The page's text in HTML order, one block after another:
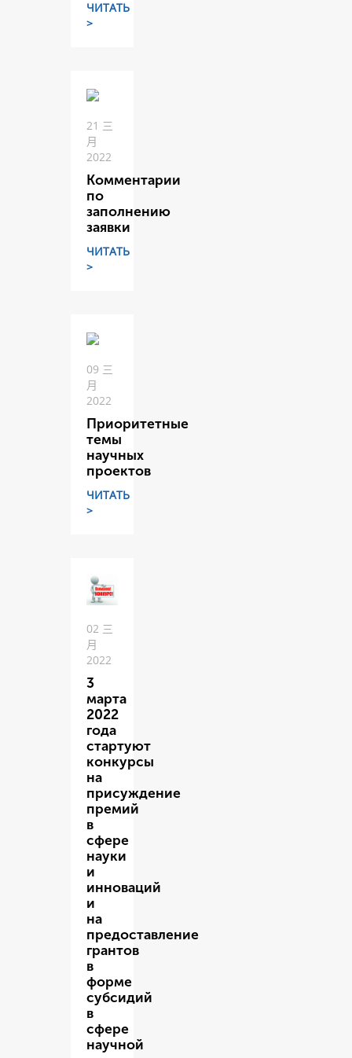
ЧИТАТЬ
>
21 三
月
2022
Комментарии
по
заполнению
заявки
ЧИТАТЬ
>
09 三
月
2022
Приоритетные
темы
научных
проектов
ЧИТАТЬ
>
02 三
月
2022
3
марта
2022
года
стартуют
конкурсы
на
присуждение
премий
в
сфере
науки
и
инноваций
и
на
предоставление
грантов
в
форме
субсидий
в
сфере
научной